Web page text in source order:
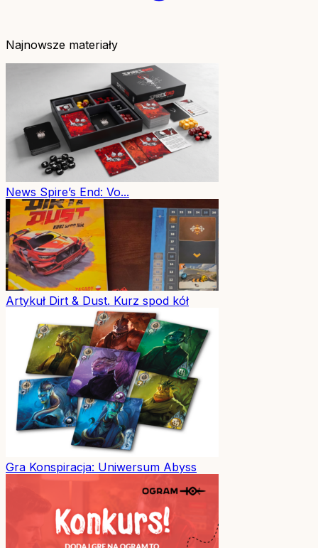
Najnowsze materiały
News Spire’s End: Vo...
Artykuł Dirt & Dust. Kurz spod kół
Gra Konspiracja: Uniwersum Abyss